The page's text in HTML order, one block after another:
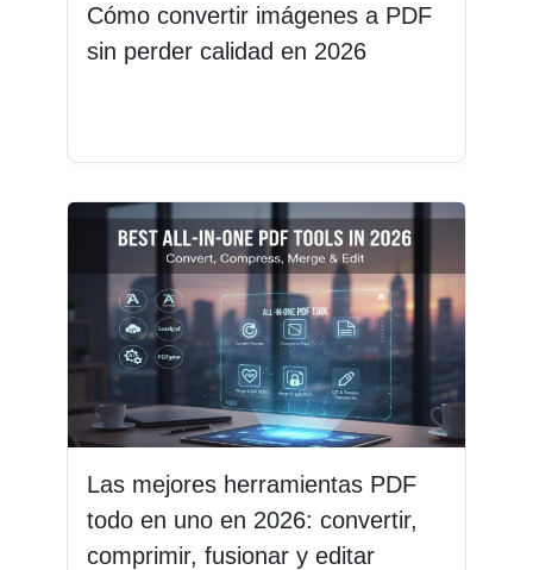
Cómo convertir imágenes a PDF
sin perder calidad en 2026
Las mejores herramientas PDF
todo en uno en 2026: convertir,
comprimir, fusionar y editar